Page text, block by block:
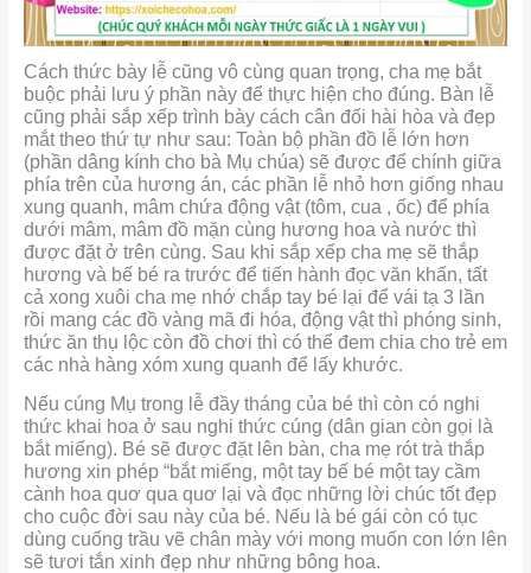
Cách thức bày lễ cũng vô cùng quan trọng, cha mẹ bắt
buộc phải lưu ý phần này để thực hiện cho đúng. Bàn lễ
cũng phải sắp xếp trình bày cách cân đối hài hòa và đẹp
mắt theo thứ tự như sau: Toàn bộ phần đồ lễ lớn hơn
(phần dâng kính cho bà Mụ chúa) sẽ được để chính giữa
phía trên của hương án, các phần lễ nhỏ hơn giống nhau
xung quanh, mâm chứa động vật (tôm, cua , ốc) để phía
dưới mâm, mâm đồ mặn cùng hương hoa và nước thì
được đặt ở trên cùng. Sau khi sắp xếp cha mẹ sẽ thắp
hương và bế bé ra trước để tiến hành đọc văn khấn, tất
cả xong xuôi cha mẹ nhớ chắp tay bé lại để vái tạ 3 lần
rồi mang các đồ vàng mã đi hóa, động vật thì phóng sinh,
thức ăn thụ lộc còn đồ chơi thì có thể đem chia cho trẻ em
các nhà hàng xóm xung quanh để lấy khước.
Nếu cúng Mụ trong lễ đầy tháng của bé thì còn có nghi
thức khai hoa ở sau nghi thức cúng (dân gian còn gọi là
bắt miếng). Bé sẽ được đặt lên bàn, cha mẹ rót trà thắp
hương xin phép “bắt miếng, một tay bế bé một tay cầm
cành hoa quơ qua quơ lại và đọc những lời chúc tốt đẹp
cho cuộc đời sau này của bé. Nếu là bé gái còn có tục
dùng cuống trầu vẽ chân mày với mong muốn con lớn lên
sẽ tươi tắn xinh đẹp như những bông hoa.